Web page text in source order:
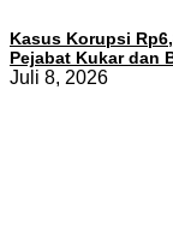
Kasus Korupsi
Pejabat Kukar dan
Juli 8, 2026